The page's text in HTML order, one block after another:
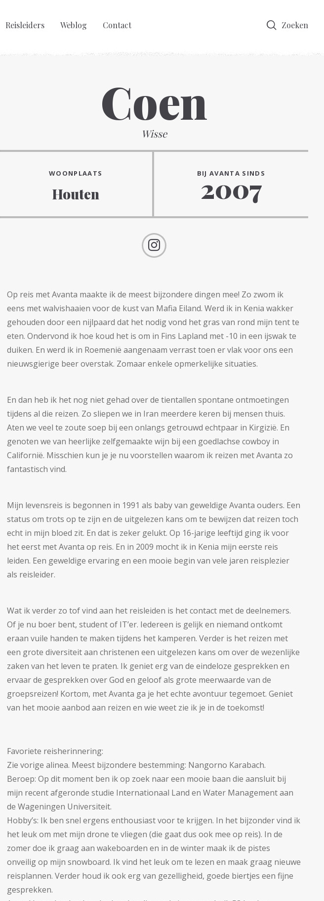
Reisleiders Weblog Contact Zoeken
Coen
Wisse
WOONPLAATS
Houten
BIJ AVANTA SINDS
2007
Op reis met Avanta maakte ik de meest bijzondere dingen mee! Zo zwom ik
eens met walvishaaien voor de kust van Mafia Eiland. Werd ik in Kenia wakker
gehouden door een nijlpaard dat het nodig vond het gras van rond mijn tent te
eten. Ondervond ik hoe koud het is om in Fins Lapland met -10 in een ijswak te
duiken. En werd ik in Roemenië aangenaam verrast toen er vlak voor ons een
nieuwsgierige beer overstak. Zomaar enkele opmerkelijke situaties.
En dan heb ik het nog niet gehad over de tientallen spontane ontmoetingen
tijdens al die reizen. Zo sliepen we in Iran meerdere keren bij mensen thuis.
Aten we veel te zoute soep bij een onlangs getrouwd echtpaar in Kirgizië. En
genoten we van heerlijke zelfgemaakte wijn bij een goedlachse cowboy in
Californië. Misschien kun je je nu voorstellen waarom ik reizen met Avanta zo
fantastisch vind.
Mijn levensreis is begonnen in 1991 als baby van geweldige Avanta ouders. Een
status om trots op te zijn en de uitgelezen kans om te bewijzen dat reizen toch
echt in mijn bloed zit. En dat is zeker gelukt. Op 16-jarige leeftijd ging ik voor
het eerst met Avanta op reis. En in 2009 mocht ik in Kenia mijn eerste reis
leiden. Een geweldige ervaring en een mooie begin van vele jaren reisplezier
als reisleider.
Wat ik verder zo tof vind aan het reisleiden is het contact met de deelnemers.
Of je nu boer bent, student of IT’er. Iedereen is gelijk en niemand ontkomt
eraan vuile handen te maken tijdens het kamperen. Verder is het reizen met
een grote diversiteit aan christenen een uitgelezen kans om over de wezenlijke
zaken van het leven te praten. Ik geniet erg van de eindeloze gesprekken en
ervaar de gesprekken over God en geloof als grote meerwaarde van de
groepsreizen! Kortom, met Avanta ga je het echte avontuur tegemoet. Geniet
van het mooie aanbod aan reizen en wie weet zie ik je in de toekomst!
Favoriete reisherinnering:
Zie vorige alinea. Meest bijzondere bestemming: Nangorno Karabach.
Beroep: Op dit moment ben ik op zoek naar een mooie baan die aansluit bij
mijn recent afgeronde studie Internationaal Land en Water Management aan
de Wageningen Universiteit.
Hobby’s: Ik ben snel ergens enthousiast voor te krijgen. In het bijzonder vind ik
het leuk om met mijn drone te vliegen (die gaat dus ook mee op reis). In de
zomer doe ik graag aan wakeboarden en in de winter maak ik de pistes
onveilig op mijn snowboard. Ik vind het leuk om te lezen en maak graag nieuwe
reisplannen. Verder houd ik ook erg van gezelligheid, goede biertjes een fijne
gesprekken.